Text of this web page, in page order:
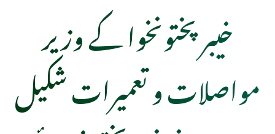
خیبر پختونخوا کے وزیر
مواصلات و تعمیرات شکیل